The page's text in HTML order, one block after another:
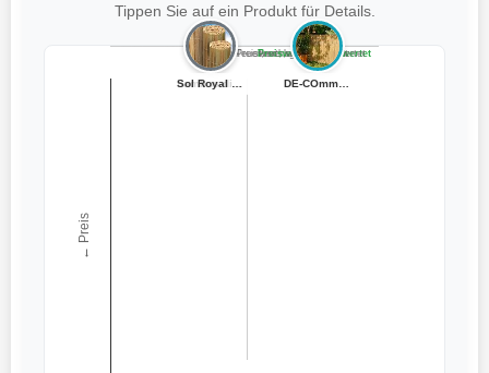
Tippen Sie auf ein Produkt für Details.
← Preis
Teuer, gut bewertet
Teuer, schlecht bewertet
Preiswert, gut bewertet
Preiswert, schlecht bewertet